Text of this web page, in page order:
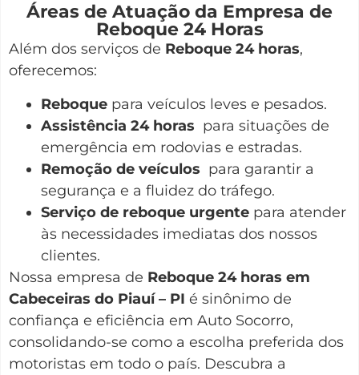
Áreas de Atuação da Empresa de
Reboque 24 Horas
Além dos serviços de Reboque 24 horas,
oferecemos:
Reboque para veículos leves e pesados.
Assistência 24 horas para situações de
emergência em rodovias e estradas.
Remoção de veículos para garantir a
segurança e a fluidez do tráfego.
Serviço de reboque urgente para atender
às necessidades imediatas dos nossos
clientes.
Nossa empresa de Reboque 24 horas em
Cabeceiras do Piauí – PI é sinônimo de
confiança e eficiência em Auto Socorro,
consolidando-se como a escolha preferida dos
motoristas em todo o país. Descubra a